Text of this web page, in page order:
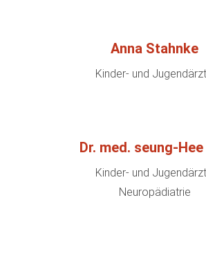
Anna Stahnke
Kinder- und
Dr. med. seung-
Kinder- und
Neuropädiatrie